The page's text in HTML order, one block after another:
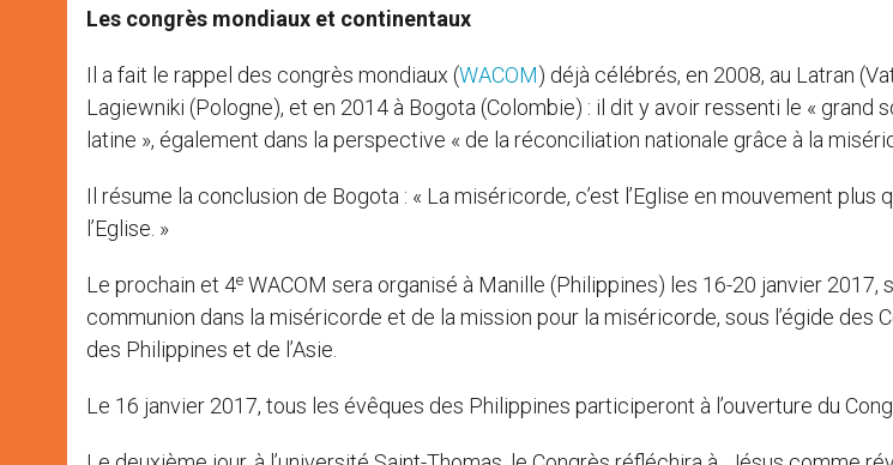
Les congrès mondiaux et continentaux
Il a fait le rappel des congrès mondiaux (WACOM) déjà célébrés, en 2008, au Latran
Lagiewniki (Pologne), et en 2014 à Bogota (Colombie) : il dit y avoir ressenti le « grand
latine », également dans la perspective « de la réconciliation nationale grâce à la
Il résume la conclusion de Bogota : « La miséricorde, c’est l’Eglise en mouvement plus
l’Eglise. »
Le prochain et 4e WACOM sera organisé à Manille (Philippines) les 16-20 janvier 2017,
communion dans la miséricorde et de la mission pour la miséricorde, sous l’égide des
des Philippines et de l’Asie.
Le 16 janvier 2017, tous les évêques des Philippines participeront à l’ouverture du